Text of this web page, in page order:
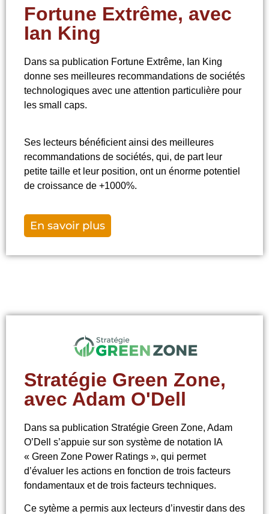
Fortune Extrême, avec
Ian King
Dans sa publication Fortune Extrême, Ian King
donne ses meilleures recommandations de sociétés
technologiques avec une attention particulière pour
les small caps.
Ses lecteurs bénéficient ainsi des meilleures
recommandations de sociétés, qui, de part leur
petite taille et leur position, ont un énorme potentiel
de croissance de +1000%.
En savoir plus
Stratégie Green Zone,
avec Adam O'Dell
Dans sa publication Stratégie Green Zone, Adam
O’Dell s’appuie sur son système de notation IA
« Green Zone Power Ratings », qui permet
d’évaluer les actions en fonction de trois facteurs
fondamentaux et de trois facteurs techniques.
Ce sytème a permis aux lecteurs d’investir dans des